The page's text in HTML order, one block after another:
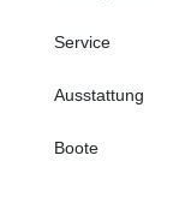
Service
Ausstattung
Boote